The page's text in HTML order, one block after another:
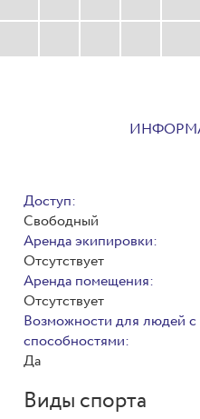
Доступ:
Свободный
Аренда экипировки:
Отсутствует
Аренда помещения:
Отсутствует
Возможности для людей с
способностями:
Да
Виды спорта